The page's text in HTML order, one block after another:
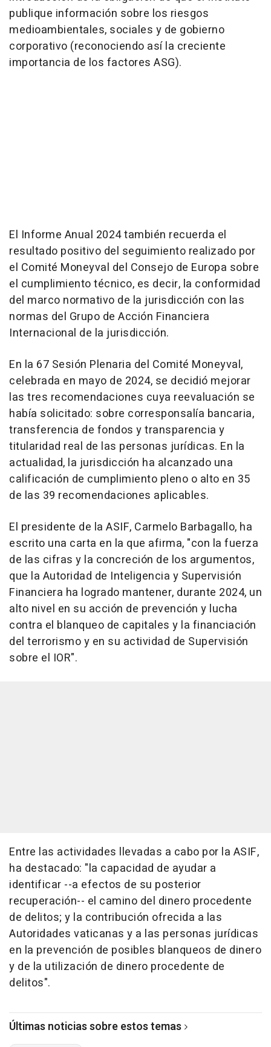
publique información sobre los riesgos
medioambientales, sociales y de gobierno
corporativo (reconociendo así la creciente
importancia de los factores ASG).
El Informe Anual 2024 también recuerda el
resultado positivo del seguimiento realizado por
el Comité Moneyval del Consejo de Europa sobre
el cumplimiento técnico, es decir, la conformidad
del marco normativo de la jurisdicción con las
normas del Grupo de Acción Financiera
Internacional de la jurisdicción.
En la 67 Sesión Plenaria del Comité Moneyval,
celebrada en mayo de 2024, se decidió mejorar
las tres recomendaciones cuya reevaluación se
había solicitado: sobre corresponsalía bancaria,
transferencia de fondos y transparencia y
titularidad real de las personas jurídicas. En la
actualidad, la jurisdicción ha alcanzado una
calificación de cumplimiento pleno o alto en 35
de las 39 recomendaciones aplicables.
El presidente de la ASIF, Carmelo Barbagallo, ha
escrito una carta en la que afirma, "con la fuerza
de las cifras y la concreción de los argumentos,
que la Autoridad de Inteligencia y Supervisión
Financiera ha logrado mantener, durante 2024, un
alto nivel en su acción de prevención y lucha
contra el blanqueo de capitales y la financiación
del terrorismo y en su actividad de Supervisión
sobre el IOR".
Entre las actividades llevadas a cabo por la ASIF,
ha destacado: "la capacidad de ayudar a
identificar --a efectos de su posterior
recuperación-- el camino del dinero procedente
de delitos; y la contribución ofrecida a las
Autoridades vaticanas y a las personas jurídicas
en la prevención de posibles blanqueos de dinero
y de la utilización de dinero procedente de
delitos".
Últimas noticias sobre estos temas